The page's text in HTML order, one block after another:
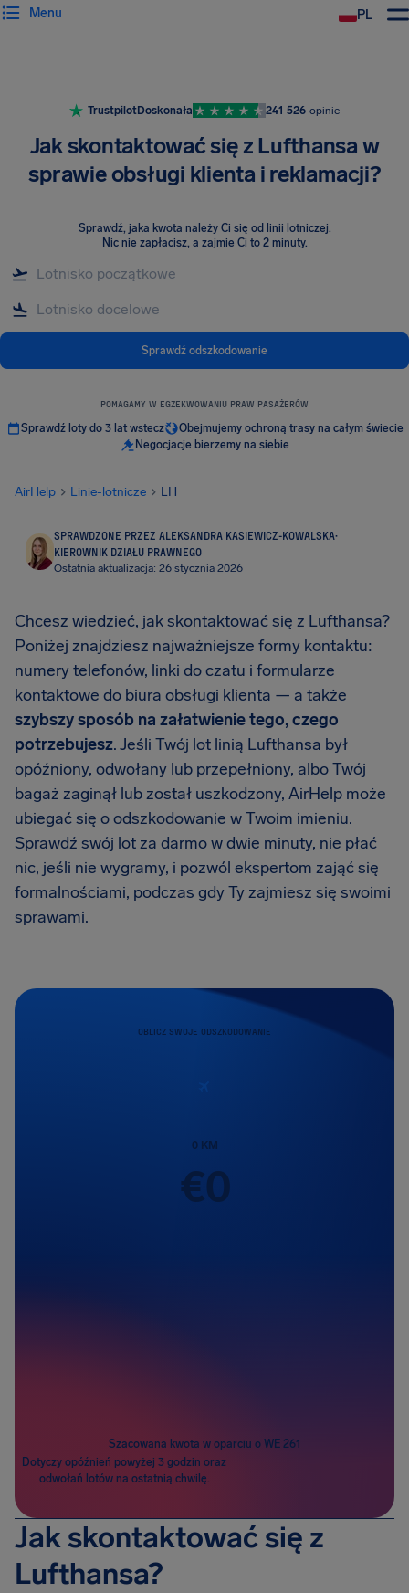
PL
Menu
TrustpilotDoskonała 241 526 opinie
Jak skontaktować się z Lufthansa w
sprawie obsługi klienta i reklamacji?
Sprawdź, jaka kwota należy Ci się od linii lotniczej.
Nic nie zapłacisz, a zajmie Ci to 2 minuty.
Sprawdź odszkodowanie
POMAGAMY W EGZEKWOWANIU PRAW PASAŻERÓW
Sprawdź loty do 3 lat wstecz
Obejmujemy ochroną trasy na całym świecie
Negocjacje bierzemy na siebie
AirHelp Linie-lotnicze LH
SPRAWDZONE PRZEZ ALEKSANDRA KASIEWICZ-KOWALSKA·
KIEROWNIK DZIAŁU PRAWNEGO
Ostatnia aktualizacja: 26 stycznia 2026
Chcesz wiedzieć, jak skontaktować się z Lufthansa?
Poniżej znajdziesz najważniejsze formy kontaktu:
numery telefonów, linki do czatu i formularze
kontaktowe do biura obsługi klienta — a także
szybszy sposób na załatwienie tego, czego
potrzebujesz. Jeśli Twój lot linią Lufthansa był
opóźniony, odwołany lub przepełniony, albo Twój
bagaż zaginął lub został uszkodzony, AirHelp może
ubiegać się o odszkodowanie w Twoim imieniu.
Sprawdź swój lot za darmo w dwie minuty, nie płać
nic, jeśli nie wygramy, i pozwól ekspertom zająć się
formalnościami, podczas gdy Ty zajmiesz się swoimi
sprawami.
OBLICZ SWOJE ODSZKODOWANIE
0KM
€0
Szacowana kwota w oparciu o WE 261
Dotyczy opóźnień powyżej 3 godzin oraz
odwołań lotów na ostatnią chwilę.
Jak skontaktować się z
Lufthansa?